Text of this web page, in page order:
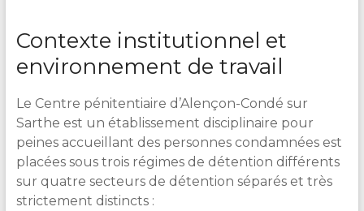
Contexte institutionnel et
environnement de travail
Le Centre pénitentiaire d’Alençon-Condé sur
Sarthe est un établissement disciplinaire pour
peines accueillant des personnes condamnées est
placées sous trois régimes de détention différents
sur quatre secteurs de détention séparés et très
strictement distincts :